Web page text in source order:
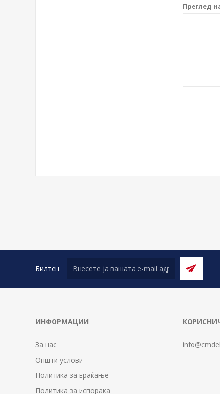
Преглед
Билтен
ИНФОРМАЦИИ
За нас
Општи услови
Политика за враќање
Политика за испорака